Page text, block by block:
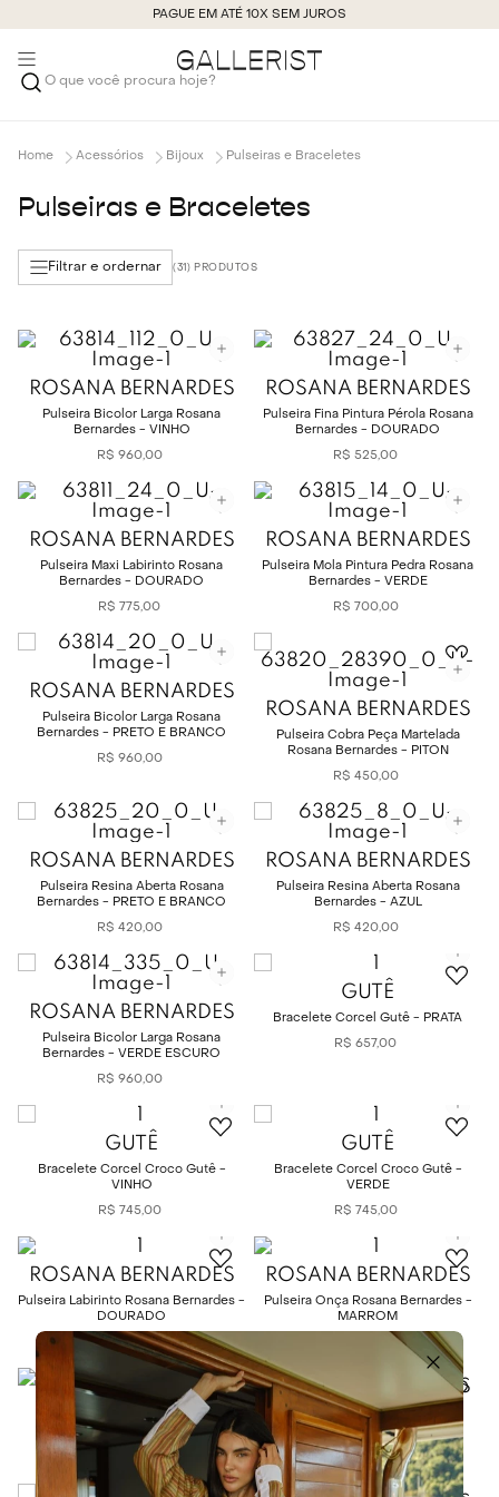
PAGUE EM ATÉ 10X SEM JUROS
O que você procura hoje?
Acessórios Bijoux Pulseiras e Braceletes
Pulseiras e Braceletes
Filtrar e ordernar 31
ROSANA BERNARDES
Pulseira Bicolor Larga Rosana
Bernardes - VINHO
R$ 960,00
ROSANA BERNARDES
Pulseira Fina Pintura Pérola Rosana
Bernardes - DOURADO
R$ 525,00
ROSANA BERNARDES
Pulseira Maxi Labirinto Rosana
Bernardes - DOURADO
R$ 775,00
ROSANA BERNARDES
Pulseira Mola Pintura Pedra Rosana
Bernardes - VERDE
R$ 700,00
ROSANA BERNARDES
Pulseira Bicolor Larga Rosana
Bernardes - PRETO E BRANCO
R$ 960,00
ROSANA BERNARDES
Pulseira Cobra Peça Martelada
Rosana Bernardes - PITON
R$ 450,00
ROSANA BERNARDES
Pulseira Resina Aberta Rosana
Bernardes - PRETO E BRANCO
R$ 420,00
ROSANA BERNARDES
Pulseira Resina Aberta Rosana
Bernardes - AZUL
R$ 420,00
ROSANA BERNARDES
Pulseira Bicolor Larga Rosana
Bernardes - VERDE ESCURO
R$ 960,00
GUTÊ
Bracelete Corcel Gutê - PRATA
R$ 657,00
GUTÊ
Bracelete Corcel Croco Gutê -
VINHO
R$ 745,00
GUTÊ
Bracelete Corcel Croco Gutê -
VERDE
R$ 745,00
ROSANA BERNARDES
Pulseira Labirinto Rosana Bernardes -
DOURADO
R$ 550,00
ROSANA BERNARDES
Pulseira Onça Rosana Bernardes -
MARROM
00
ERRE
Bracelete Marcy - PRATA
118 00
ROSANA BERNARDES
Pulseira Larga Inverno Rosana
Bernardes - VERDE
R$ 525,00